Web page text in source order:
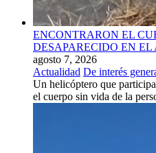
ENCONTRARON EL
DESAPARECIDO EN
agosto 7, 2026
Actualidad De interés
Un helicóptero que
el cuerpo sin vida de la